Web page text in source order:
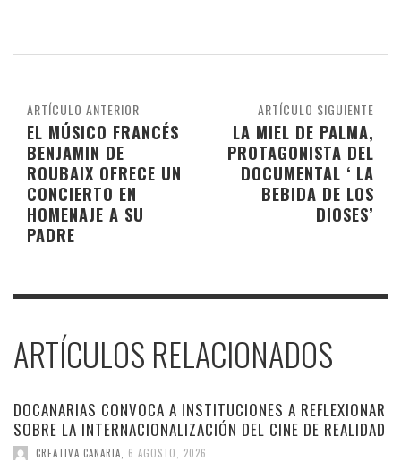
ARTÍCULO SIGUIENTE
LA MIEL DE PALMA,
PROTAGONISTA DEL
DOCUMENTAL ‘ LA
BEBIDA DE LOS
DIOSES’
ARTÍCULO ANTERIOR
EL MÚSICO FRANCÉS
BENJAMIN DE
ROUBAIX OFRECE UN
CONCIERTO EN
HOMENAJE A SU
PADRE
ARTÍCULOS RELACIONADOS
DOCANARIAS CONVOCA A INSTITUCIONES A REFLEXIONAR
SOBRE LA INTERNACIONALIZACIÓN DEL CINE DE REALIDAD
CREATIVA CANARIA 6 AGOSTO, 2026